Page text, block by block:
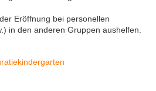
Eröffnung bei personellen
in den anderen Gruppen aushelfen.